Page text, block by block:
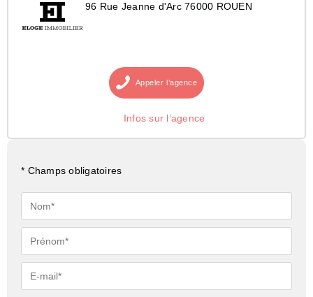
96 Rue Jeanne d'Arc 76000 ROUEN
Appeler l’agence
Infos sur l’agence
* Champs obligatoires
Nom*
Prénom*
E-
mail*